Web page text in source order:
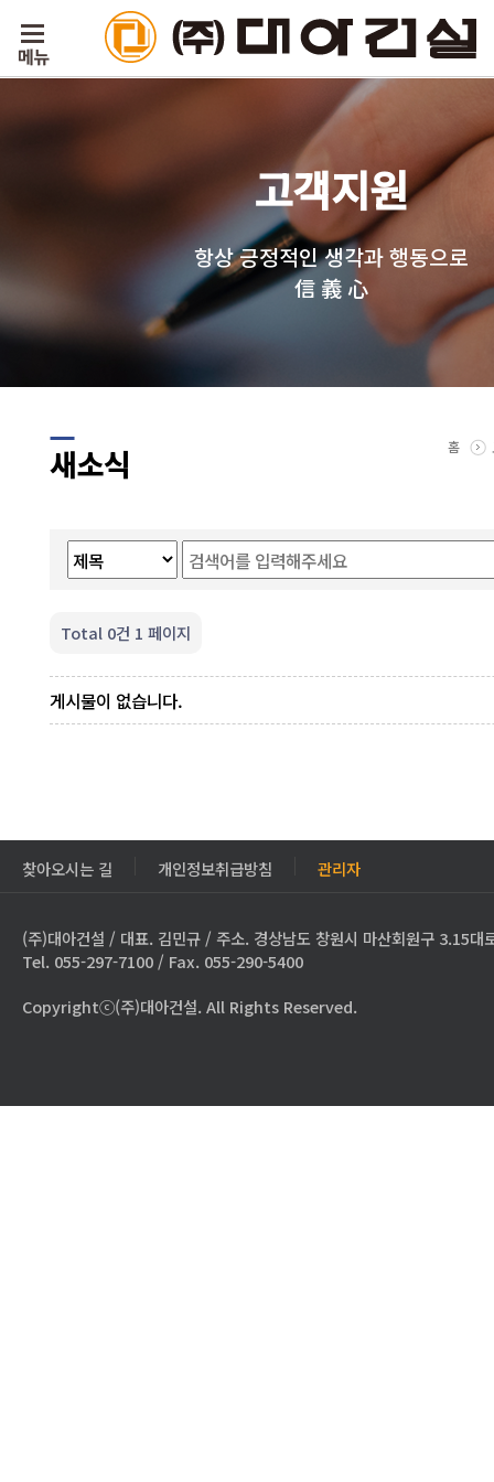
고객지원
항상 긍정적인 생각과 행동으로
信 義 心
새소식 홈
Total 0건 1 페이지
게시물이 없습니다.
찾아오시는 길 개인정보취급방침 관리자
(주)대아건설 / 대표. 김민규 / 주소. 경상남도 창원시 마산회원구 3.15대
Tel. 055-297-7100 / Fax. 055-290-5400
Copyrightⓒ(주)대아건설. All Rights Reserved.